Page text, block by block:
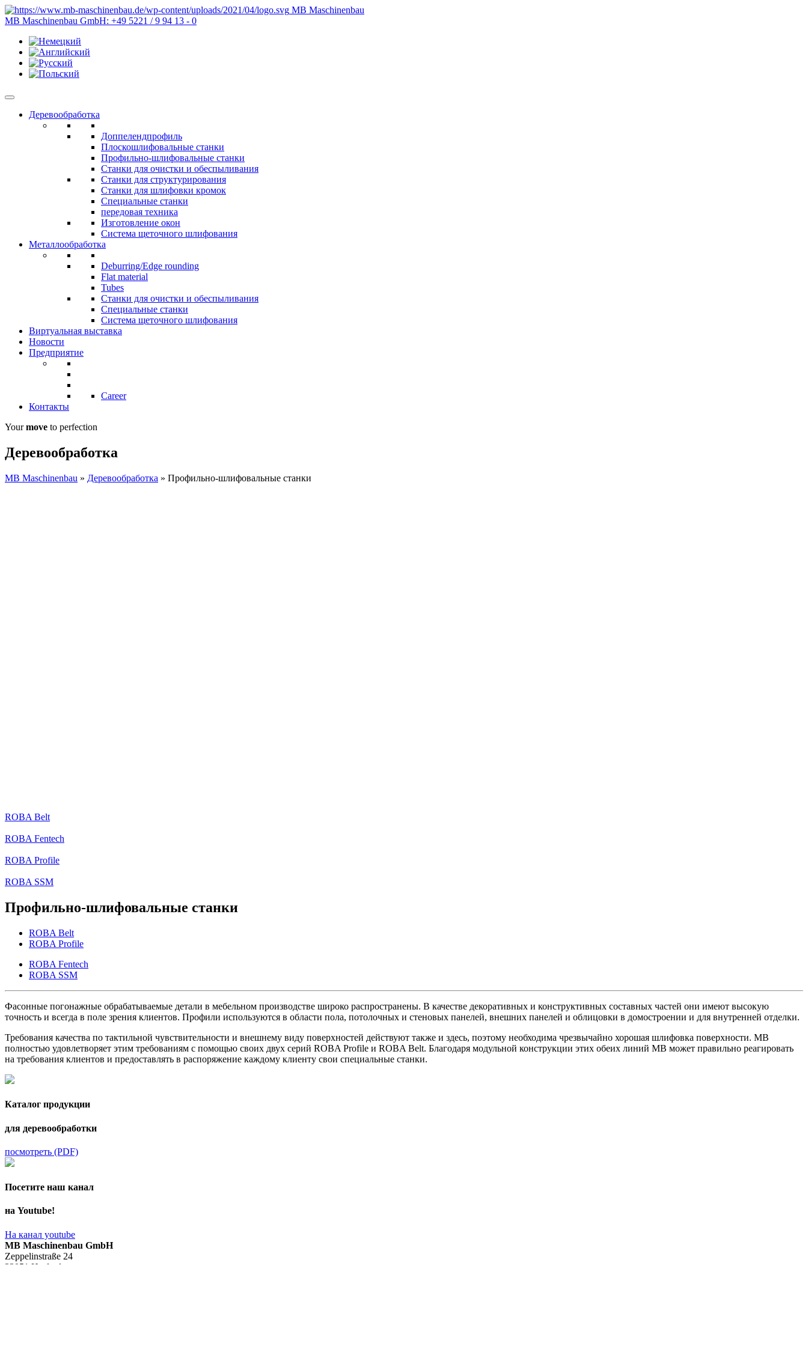
MB Maschinenbau
MB Maschinenbau GmbH: +49 5221 / 9 94 13 - 0
Деревообработка
Доппелендпрофиль
Плоскошлифовальные станки
Профильно-шлифовальные станки
Станки для очистки и обеспыливания
Станки для структурирования
Станки для шлифовки кромок
Специальные станки
передовая техника
Изготовление окон
Система щеточного шлифования
Металлообработка
Deburring/Edge rounding
Flat material
Tubes
Станки для очистки и обеспыливания
Специальные станки
Система щеточного шлифования
Виртуальная выставка
Новости
Предприятие
Career
Контакты
Yourmove to perfection
Деревообработка
MB Maschinenbau » Деревообработка » Профильно-шлифовальные станки
ROBA Belt
ROBA Fentech
ROBA Profile
ROBA SSM
Профильно-шлифовальные станки
ROBA Belt
ROBA Profile
ROBA Fentech
ROBA SSM
Фасонные погонажные обрабатываемые детали в мебельном производстве широко распространены. В качестве декоративных и конструктивных составных частей они имеют высокую
точность и всегда в поле зрения клиентов. Профили используются в области пола, потолочных и стеновых панелей, внешних панелей и облицовки в домостроении и для внутренней отделки.
Требования качества по тактильной чувствительности и внешнему виду поверхностей действуют также и здесь, поэтому необходима чрезвычайно хорошая шлифовка поверхности. MB
полностью удовлетворяет этим требованиям с помощью своих двух серий ROBA Profile и ROBA Belt. Благодаря модульной конструкции этих обеих линий MB может правильно реагировать
на требования клиентов и предоставлять в распоряжение каждому клиенту свои специальные станки.
Каталог продукции
для деревообработки
посмотреть (PDF)
Посетите наш канал
на Youtube!
На канал youtube
MB Maschinenbau GmbH
Zeppelinstraße 24
32051 Herford